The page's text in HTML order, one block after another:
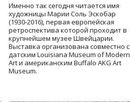
Именно так сегодня читается имя
художницы Марии Соль Эскобар
(1930-2016), первая европейская
ретроспектива которой проходит в
крупнейшем музее Швейцарии.
Выставка организована совместно с
датским Louisiana Museum of Modern
Art и американским Buffalo AKG Art
Museum.